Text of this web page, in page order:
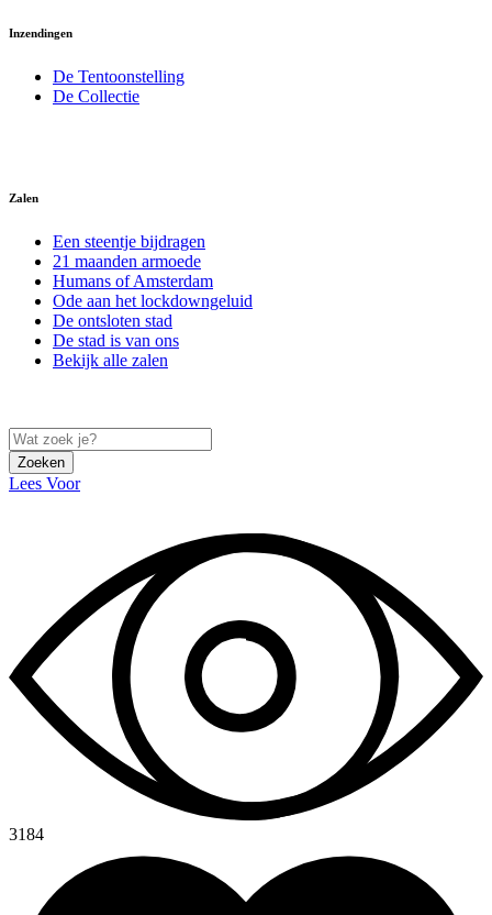
Inzendingen
De Tentoonstelling
De Collectie
Zalen
Een steentje bijdragen
21 maanden armoede
Humans of Amsterdam
Ode aan het lockdowngeluid
De ontsloten stad
De stad is van ons
Bekijk alle zalen
Zoeken
Lees Voor
3184